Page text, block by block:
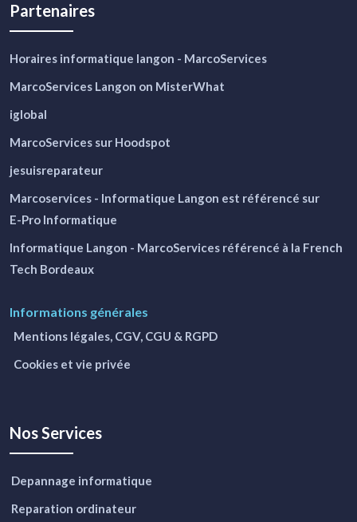
Partenaires
Horaires informatique langon - MarcoServices
MarcoServices Langon on MisterWhat
iglobal
MarcoServices sur Hoodspot
jesuisreparateur
Marcoservices - Informatique Langon est référencé sur
E-Pro Informatique
Informatique Langon - MarcoServices référencé à la French
Tech Bordeaux
Informations générales
Mentions légales, CGV, CGU & RGPD
Cookies et vie privée
Nos Services
Depannage informatique
Reparation ordinateur